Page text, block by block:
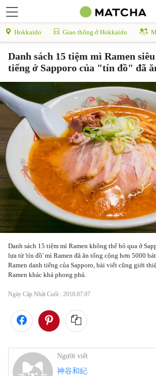
Hokkaido Giao thông ở Hokkaido
Danh sách 15 tiệm mì Ramen
tiếng ở Sapporo của "tín đồ" đã
Danh sách 15 tiệm mì Ramen không thể bỏ qua ở
lựa từ 'tín đồ' mì Ramen đã ăn tổng cộng hơn 5000
Ramen danh tiếng của Sapporo, bài viết cũng giới
Ramen khác khá phong phú.
Ngày Cập Nhật Cuối : 2018.07.07
Người viết
神谷和紀